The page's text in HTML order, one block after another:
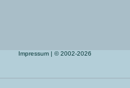
Impressum | © 2002-2026